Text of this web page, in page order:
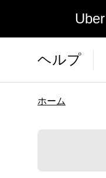
Uber
ヘルプ
ホーム